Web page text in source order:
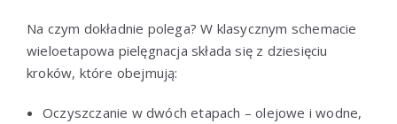
Na czym dokładnie polega? W klasycznym schemacie
wieloetapowa pielęgnacja składa się z dziesięciu
kroków, które obejmują:
Oczyszczanie w dwóch etapach – olejowe i wodne,